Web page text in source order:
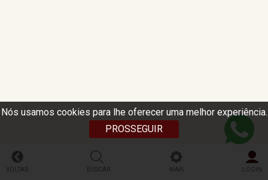
Nós usamos cookies para lhe oferecer uma melhor experiência.
PROSSEGUIR
VOLTAR BUSCAR MAIS LOGIN